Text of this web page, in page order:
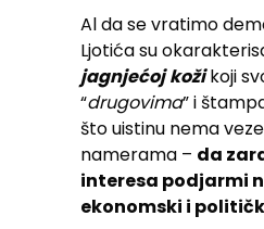
Al da se vratimo
Ljotića su
jagnjećoj kožikoji
“drugovima” i
što uistinu nema
namerama – da
interesa podjarmi
ekonomski i